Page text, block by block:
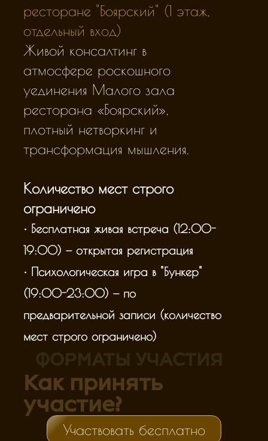
ресторане "Боярский" (1 этаж,
отдельный вход)
Живой консалтинг в
атмосфере роскошного
уединения Малого зала
ресторана «Боярский»,
плотный нетворкинг и
трансформация мышления.
Количество мест строго
ограничено
• Бесплатная живая встреча (12:00-
19:00) — открытая регистрация
• Психологическая игра в "Бункер"
(19:00-23:00) — по
предварительной записи (количество
мест строго ограничено)
Как принять
участие?
Участвовать бесплатно